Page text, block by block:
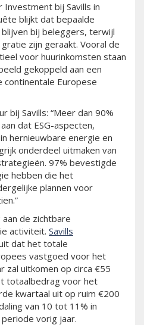
Investment bij Savills in
blijkt dat bepaalde
bij beleggers, terwijl
zijn geraakt. Vooral de
voor huurinkomsten staan
gekoppeld aan een
Europese
bij Savills: “Meer dan 90%
dat ESG-aspecten,
hernieuwbare energie en
onderdeel uitmaken van
97% bevestigde
hebben die het
plannen voor
de zichtbare
activiteit. Savills
dat het totale
vastgoed voor het
zal uitkomen op circa €55
totaalbedrag voor het
kwartaal uit op ruim €200
van 10 tot 11% in
vorig jaar.